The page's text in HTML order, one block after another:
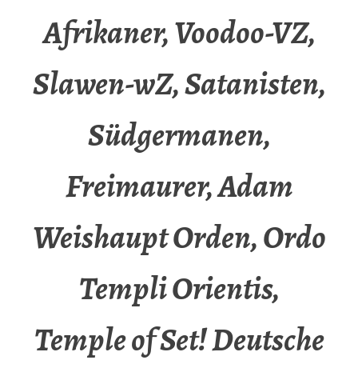
Afrikaner, Voodoo-VZ,
Slawen-wZ, Satanisten,
Südgermanen,
Freimaurer, Adam
Weishaupt Orden, Ordo
Templi Orientis,
Temple of Set! Deutsche